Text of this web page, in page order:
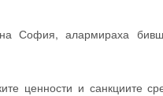
София, алармираха
ценности и санкциите